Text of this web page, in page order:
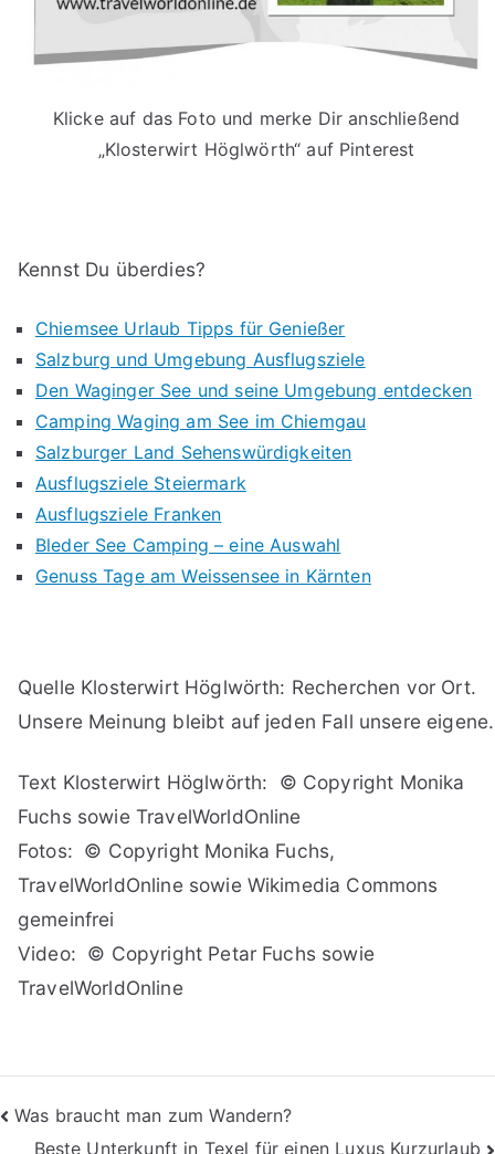
Klicke auf das Foto und merke Dir anschließend
„Klosterwirt Höglwörth“ auf Pinterest
Kennst Du überdies?
Chiemsee Urlaub Tipps für Genießer
Salzburg und Umgebung Ausflugsziele
Den Waginger See und seine Umgebung entdecken
Camping Waging am See im Chiemgau
Salzburger Land Sehenswürdigkeiten
Ausflugsziele Steiermark
Ausflugsziele Franken
Bleder See Camping – eine Auswahl
Genuss Tage am Weissensee in Kärnten
Quelle Klosterwirt Höglwörth: Recherchen vor Ort.
Unsere Meinung bleibt auf jeden Fall unsere eigene.
Text Klosterwirt Höglwörth: © Copyright Monika
Fuchs sowie TravelWorldOnline
Fotos: © Copyright Monika Fuchs,
TravelWorldOnline sowie Wikimedia Commons
gemeinfrei
Video: © Copyright Petar Fuchs sowie
TravelWorldOnline
Beitragsnavigation
Was braucht man zum Wandern?
Beste Unterkunft in Texel für einen Luxus Kurzurlaub